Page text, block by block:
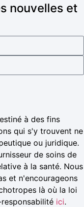
nouvelles et
à des fins
qui s'y trouvent ne
ou juridique.
de soins de
à la santé. Nous
et n'encourageons
là où la loi
ici.